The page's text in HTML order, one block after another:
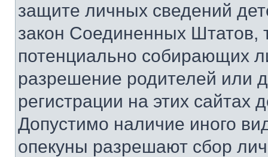
защите личных сведений
закон Соединенных Штатов,
потенциально собирающих
разрешение родителей или
регистрации на этих сайтах
Допустимо наличие иного
опекуны разрешают сбор